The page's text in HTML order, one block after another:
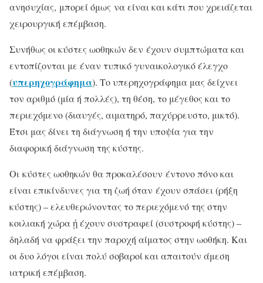
ανησυχίας, μπορεί όμως να είναι και κάτι που χρειάζεται
χειρουργική επέμβαση.
Συνήθως οι κύστες ωοθηκών δεν έχουν συμπτώματα και
εντοπίζονται με έναν τυπικό γυναικολογικό έλεγχο
(υπερηχογράφημα). Το υπερηχογράφημα μας δείχνει
τον αριθμό (μία ή πολλές), τη θέση, το μέγεθος και το
περιεχόμενο (διαυγές, αιματηρό, παχύρρευστο, μικτό).
Έτσι μας δίνει τη διάγνωση ή την υποψία για την
διαφορική διάγνωση της κύστης.
Οι κύστες ωοθηκών θα προκαλέσουν έντονο πόνο και
είναι επικίνδυνες για τη ζωή όταν έχουν σπάσει (ρήξη
κύστης) – ελευθερώνοντας το περιεχόμενό της στην
κοιλιακή χώρα ῄ έχουν συστραφεί (συστροφή κύστης) –
δηλαδή να φράξει την παροχή αίματος στην ωοθήκη. Και
οι δυο λόγοι είναι πολύ σοβαροί και απαιτούν άμεση
ιατρική επέμβαση.